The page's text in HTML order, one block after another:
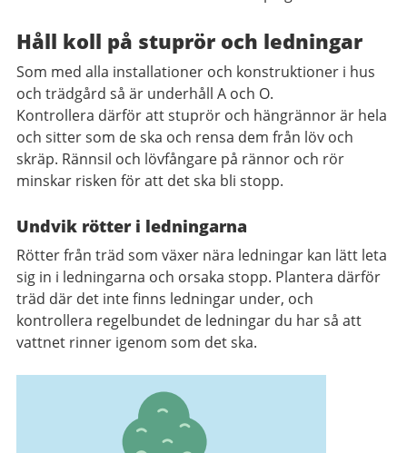
Håll koll på stuprör och ledningar
Som med alla installationer och konstruktioner i hus
och trädgård så är underhåll A och O.
Kontrollera därför att stuprör och hängrännor är hela
och sitter som de ska och rensa dem från löv och
skräp. Rännsil och lövfångare på rännor och rör
minskar risken för att det ska bli stopp.
Undvik rötter i ledningarna
Rötter från träd som växer nära ledningar kan lätt leta
sig in i ledningarna och orsaka stopp. Plantera därför
träd där det inte finns ledningar under, och
kontrollera regelbundet de ledningar du har så att
vattnet rinner igenom som det ska.